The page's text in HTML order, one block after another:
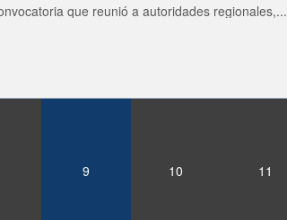
que reunió a autoridades regionales,...
9 10 11